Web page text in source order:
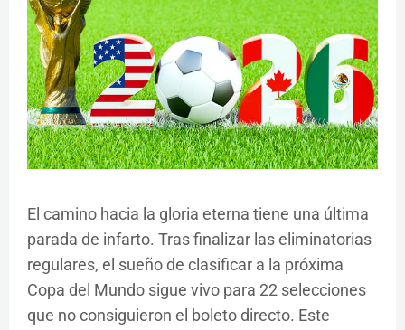
El camino hacia la gloria eterna tiene una última
parada de infarto. Tras finalizar las eliminatorias
regulares, el sueño de clasificar a la próxima
Copa del Mundo sigue vivo para 22 selecciones
que no consiguieron el boleto directo. Este